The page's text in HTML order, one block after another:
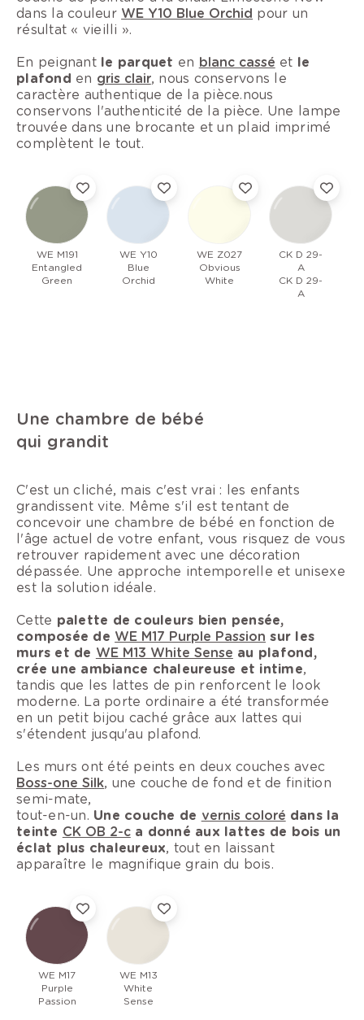
dans la couleur WE Y10 Blue Orchid pour un
résultat « vieilli ».
En peignant le parquet en blanc cassé et le
plafond en gris clair, nous conservons le
caractère authentique de la pièce.nous
conservons l'authenticité de la pièce. Une lampe
trouvée dans une brocante et un plaid imprimé
complètent le tout.
WE M191
Entangled
Green
WE Y10
Blue
Orchid
WE Z027
Obvious
White
CK D 29-
A
CK D 29-
A
Une chambre de bébé
qui grandit
C'est un cliché, mais c'est vrai : les enfants
grandissent vite. Même s'il est tentant de
concevoir une chambre de bébé en fonction de
l'âge actuel de votre enfant, vous risquez de vous
retrouver rapidement avec une décoration
dépassée. Une approche intemporelle et unisexe
est la solution idéale.
Cette palette de couleurs bien pensée,
composée de WE M17 Purple Passion sur les
murs et de WE M13 White Sense au plafond,
crée une ambiance chaleureuse et intime,
tandis que les lattes de pin renforcent le look
moderne. La porte ordinaire a été transformée
en un petit bijou caché grâce aux lattes qui
s'étendent jusqu'au plafond.
Les murs ont été peints en deux couches avec
Boss-one Silk, une couche de fond et de finition
semi-mate,
tout-en-un. Une couche de vernis coloré dans la
teinte CK OB 2-ca donné aux lattes de bois un
éclat plus chaleureux, tout en laissant
apparaître le magnifique grain du bois.
WE M17
Purple
Passion
WE M13
White
Sense